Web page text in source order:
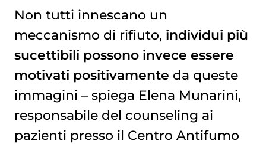
Non tutti innescano un
meccanismo di rifiuto, individui più
sucettibili possono invece essere
motivati positivamente da queste
immagini – spiega Elena Munarini,
responsabile del counseling ai
pazienti presso il Centro Antifumo